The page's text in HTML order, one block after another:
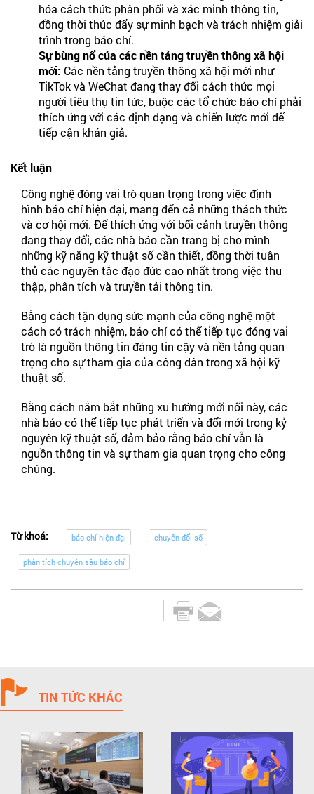
hóa cách thức phân phối và xác minh thông tin,
đồng thời thúc đẩy sự minh bạch và trách nhiệm giải
trình trong báo chí.
Sự bùng nổ của các nền tảng truyền thông xã hội
mới: Các nền tảng truyền thông xã hội mới như
TikTok và WeChat đang thay đổi cách thức mọi
người tiêu thụ tin tức, buộc các tổ chức báo chí phải
thích ứng với các định dạng và chiến lược mới để
tiếp cận khán giả.
Kết luận
Công nghệ đóng vai trò quan trọng trong việc định
hình báo chí hiện đại, mang đến cả những thách thức
và cơ hội mới. Để thích ứng với bối cảnh truyền thông
đang thay đổi, các nhà báo cần trang bị cho mình
những kỹ năng kỹ thuật số cần thiết, đồng thời tuân
thủ các nguyên tắc đạo đức cao nhất trong việc thu
thập, phân tích và truyền tải thông tin.
Bằng cách tận dụng sức mạnh của công nghệ một
cách có trách nhiệm, báo chí có thể tiếp tục đóng vai
trò là nguồn thông tin đáng tin cậy và nền tảng quan
trọng cho sự tham gia của công dân trong xã hội kỹ
thuật số.
Bằng cách nắm bắt những xu hướng mới nổi này, các
nhà báo có thể tiếp tục phát triển và đổi mới trong kỷ
nguyên kỹ thuật số, đảm bảo rằng báo chí vẫn là
nguồn thông tin và sự tham gia quan trọng cho công
chúng.
Từ khoá: báo chí hiện đại chuyển đổi số
phân tích chuyên sâu báo chí
TIN TỨC KHÁC